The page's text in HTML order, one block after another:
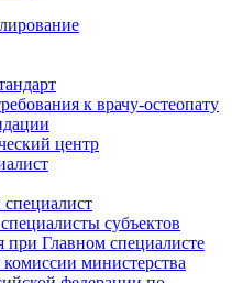
к врачу-остеопату
центр
субъектов
Главном специалисте
министерства